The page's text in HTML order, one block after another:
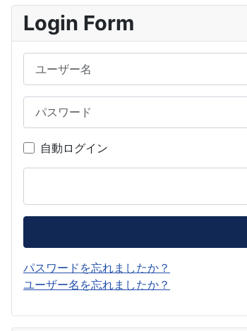
Login Form
ユーザー名
自動ログイン
パスワードを忘れましたか？
ユーザー名を忘れましたか？